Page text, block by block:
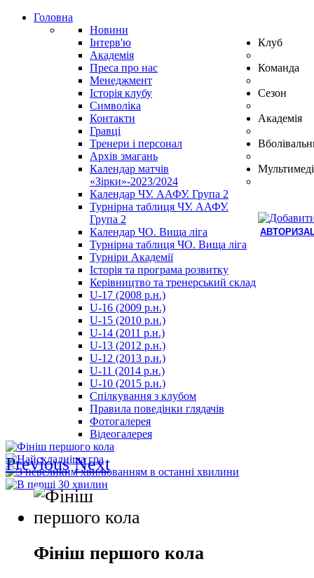
Головна
Новини
Інтерв'ю
Академія
Преса про нас
Клуб
Менеджмент
Історія клубу
Символіка
Контакти
Команда
Гравці
Тренери і персонал
Архів змагань
Сезон
Календар матчів
«Зірки»-2023/2024
Календар ЧУ. ААФУ. Група 2
Турнірна таблиця ЧУ. ААФУ.
Група 2
Календар ЧО. Вища ліга
Турнірна таблиця ЧО. Вища ліга
Академія
Турніри Академії
Історія та програма розвитку
Керівництво та тренерський склад
U-17 (2008 р.н.)
U-16 (2009 р.н.)
U-15 (2010 р.н.)
U-14 (2011 р.н.)
U-13 (2012 р.н.)
U-12 (2013 р.н.)
U-11 (2014 р.н.)
U-10 (2015 р.н.)
Спілкування з клубом
Правила поведінки глядачів
Фотогалерея
Відеогалерея
Previous Next
Фініш першого кола